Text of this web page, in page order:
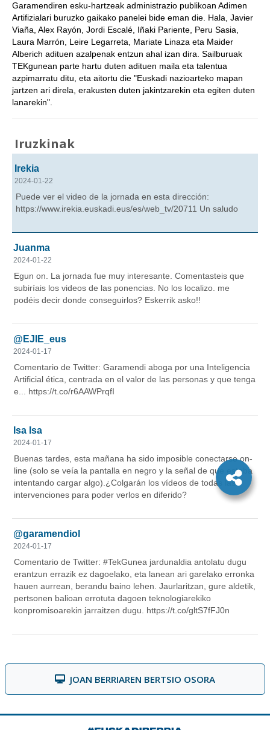
Garamendiren esku-hartzeak administrazio publikoan Adimen
Artifizialari buruzko gaikako panelei bide eman die. Hala, Javier
Viaña, Alex Rayón, Jordi Escalé, Iñaki Pariente, Peru Sasia,
Laura Marrón, Leire Legarreta, Mariate Linaza eta Maider
Alberich adituen azalpenak entzun ahal izan dira. Sailburuak
TEKgunean parte hartu duten adituen maila eta talentua
azpimarratu ditu, eta aitortu die "Euskadi nazioarteko mapan
jartzen ari direla, erakusten duten jakintzarekin eta egiten duten
lanarekin".
Iruzkinak
JOAN BERRIAREN BERTSIO OSORA